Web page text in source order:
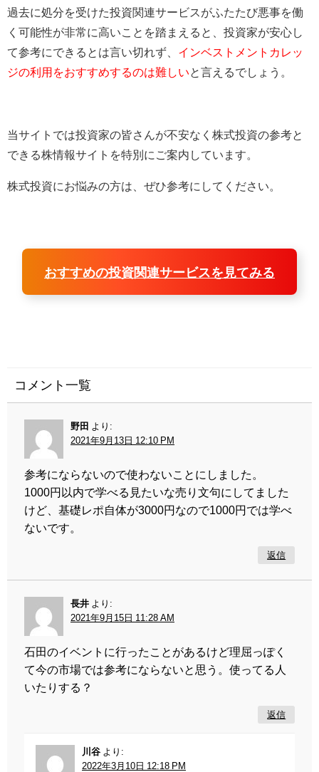
過去に処分を受けた投資関連サービスがふたたび悪事を働
く可能性が非常に高いことを踏まえると、投資家が安心し
て参考にできるとは言い切れず、 インベストメントカレッ
ジの利用をおすすめするのは難しい と言えるでしょう。
当サイトでは投資家の皆さんが不安なく株式投資の参考と
できる株情報サイトを特別にご案内しています。
株式投資にお悩みの方は、ぜひ参考にしてください。
おすすめの投資関連サービスを見てみる
コメント一覧
野田
より:
2021年9月13日 12:10 PM
参考にならないので使わないことにしました。
1000円以内で学べる見たいな売り文句にしてました
けど、基礎レポ自体が3000円なので1000円では学べ
ないです。
返信
長井 より:
2021年9月15日 11:28 AM
石田のイベントに行ったことがあるけど理屈っぽく
て今の市場では参考にならないと思う。使ってる人
いたりする？
返信
川谷 より:
2022年3月10日 12:18 PM